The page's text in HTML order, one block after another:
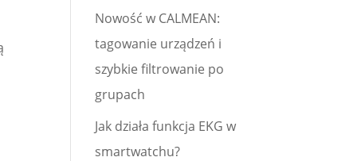
Nowość w CALMEAN:
tagowanie urządzeń i
szybkie filtrowanie po
grupach
Jak działa funkcja EKG w
smartwatchu?